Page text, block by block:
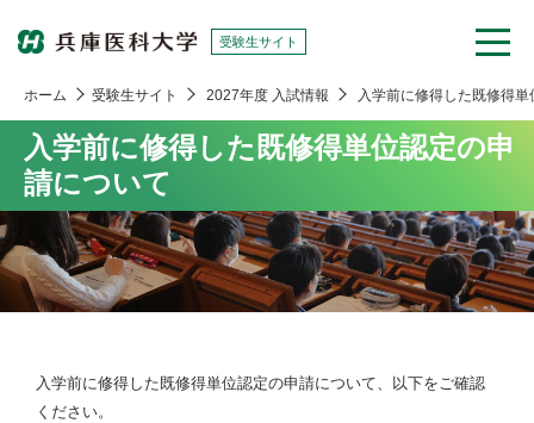
受験生サイト
ホーム 受験生サイト 2027年度 入試情報 入学前に修得した既修得
入学前に修得した既修得単位認定の申
請について
入学前に修得した既修得単位認定の申請について、以下をご確認
ください。